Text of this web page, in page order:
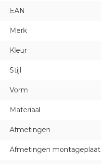
EAN
Merk
Kleur
Stijl
Vorm
Materiaal
Afmetingen
Afmetingen montageplaat